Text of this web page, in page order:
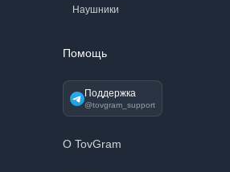
Наушники
Помощь
Поддержка
@tovgram_support
О TovGram